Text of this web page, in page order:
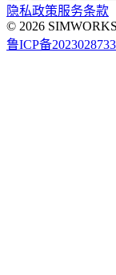
隐私政策服务条款
© 2026
鲁ICP备